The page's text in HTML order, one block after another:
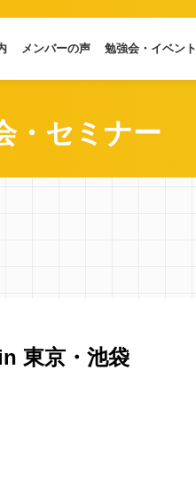
メンバーの声 勉強会・イベント
・セミナー
東京・池袋